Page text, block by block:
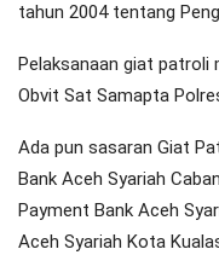
tahun 2004 tentang
Pelaksanaan giat patroli
Obvit Sat Samapta
Ada pun sasaran Giat
Bank Aceh Syariah
Payment Bank Aceh
Aceh Syariah Kota